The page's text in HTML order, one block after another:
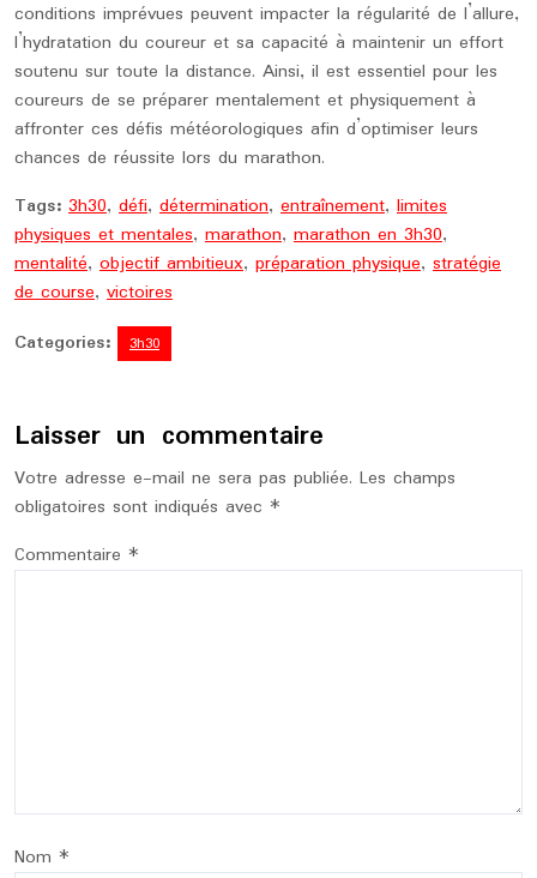
conditions imprévues peuvent impacter la régularité de l’allure,
l’hydratation du coureur et sa capacité à maintenir un effort
soutenu sur toute la distance. Ainsi, il est essentiel pour les
coureurs de se préparer mentalement et physiquement à
affronter ces défis météorologiques afin d’optimiser leurs
chances de réussite lors du marathon.
Tags: 3h30, défi, détermination, entraînement, limites
physiques et mentales, marathon, marathon en 3h30,
mentalité, objectif ambitieux, préparation physique, stratégie
de course, victoires
Categories:
3h30
Laisser un commentaire
Votre adresse e-mail ne sera pas publiée. Les champs
obligatoires sont indiqués avec *
Commentaire *
Nom *